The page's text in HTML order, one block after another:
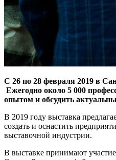
С 26 по 28 февраля 2019 в
Ежегодно около 5 000
опытом и обсудить
В 2019 году выставка
создать и оснастить
выставочной индустрии.
В выставке принимают